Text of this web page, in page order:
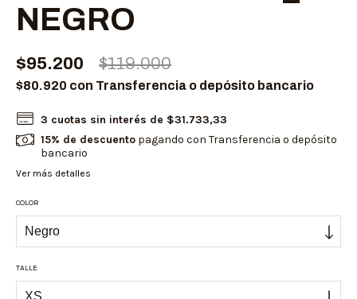
NEGRO
$95.200 $119.000
$80.920 con Transferencia o depósito bancario
3 cuotas sin interés de $31.733,33
15% de descuento pagando con Transferencia o depósito
bancario
Ver más detalles
COLOR
TALLE